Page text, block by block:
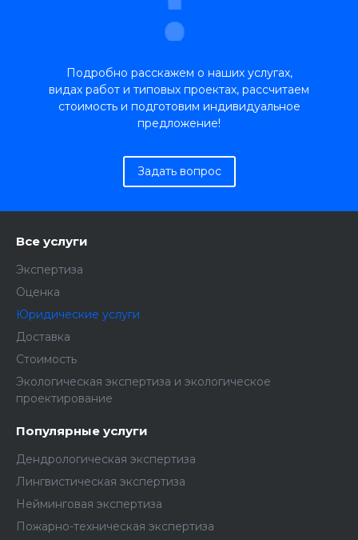
Подробно расскажем о наших услугах,
видах работ и типовых проектах, рассчитаем
стоимость и подготовим индивидуальное
предложение!
Задать вопрос
Все услуги
Экспертиза
Оценка
Юридические услуги
Доставка
Стоимость
Экологическая экспертиза и экологическое
проектирование
Популярные услуги
Дендрологическая экспертиза
Лингвистическая экспертиза
Нейминговая экспертиза
Пожарно-техническая экспертиза